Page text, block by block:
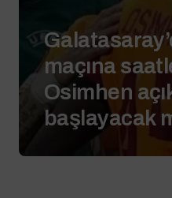
maçına
Osimhen
başlayacak